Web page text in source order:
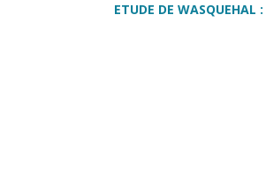
ETUDE DE WASQUEHAL :